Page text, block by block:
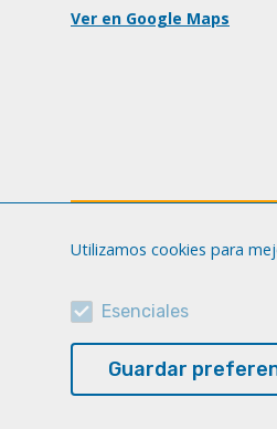
Ver en Google Maps
Utilizamos cookies para
Esenciales
Guardar